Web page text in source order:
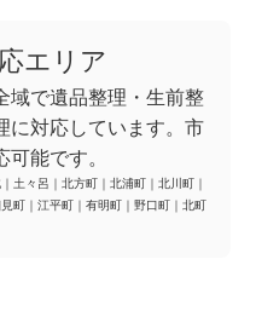
エリア
域で遺品整理・生前整
に対応しています。市
能です。
｜ 土々呂 ｜ 北方町 ｜ 北浦町 ｜ 北川町 ｜
町 ｜ 江平町 ｜ 有明町 ｜ 野口町 ｜ 北町